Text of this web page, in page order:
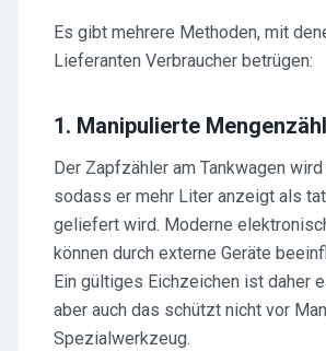
Es gibt mehrere Methoden, mit
Lieferanten Verbraucher betrügen:
1. Manipulierte
Der Zapfzähler am Tankwagen
sodass er mehr Liter anzeigt als
geliefert wird. Moderne
können durch externe Geräte
Ein gültiges Eichzeichen ist daher
aber auch das schützt nicht vor
Spezialwerkzeug.